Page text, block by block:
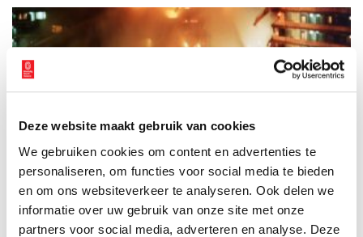
Deze website maakt gebruik van cookies
We gebruiken cookies om content en advertenties te
personaliseren, om functies voor social media te bieden
en om ons websiteverkeer te analyseren. Ook delen we
informatie over uw gebruik van onze site met onze
partners voor social media, adverteren en analyse. Deze
Om 18.35 uur meldt de luchtverkeersleiding in de
verkeerstoren van Schiphol: ‘het is gebeurd’. Op dat moment
stijgen er dikke rookwolken op boven Amsterdam. De
rookpluimen werpen een dreigende schaduw over 4 oktober
1992, dag van de Bijlmerramp.